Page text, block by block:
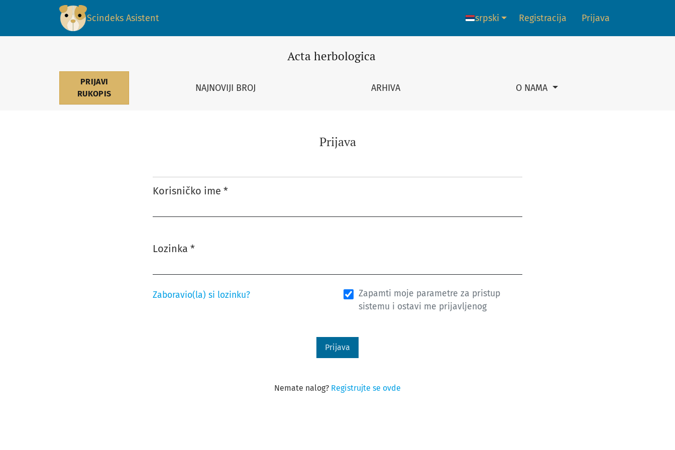
Prijava
Scindeks Asistent
Acta herbologica
PRIJAVI
RUKOPIS
NAJNOVIJI BROJ ARHIVA O NAMA
Promena jezika. Trenutni jezik je:
srpski Registracija Prijava
Prijava
Korisničko ime *
Lozinka *
Zaboravio(la) si lozinku?
Zapamti moje parametre za pristup
sistemu i ostavi me prijavljenog
Prijava
Nemate nalog? Registrujte se ovde